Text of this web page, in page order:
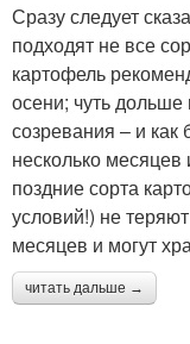
Сразу следует
подходят не все
картофель
осени; чуть дольше
созревания – и
несколько
поздние сорта
условий!) не
месяцев и могут
читать дальше →